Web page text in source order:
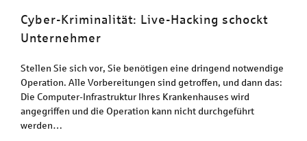
Cyber-Kriminalität: Live-Hacking schockt
Unternehmer
Stellen Sie sich vor, Sie benötigen eine dringend notwendige
Operation. Alle Vorbereitungen sind getroffen, und dann das:
Die Computer-Infrastruktur Ihres Krankenhauses wird
angegriffen und die Operation kann nicht durchgeführt
werden…